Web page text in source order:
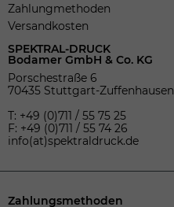
Zahlungmethoden
Versandkosten
SPEKTRAL-DRUCK
Bodamer GmbH & Co. KG
Porschestraße 6
70435 Stuttgart-Zuffenhausen
T: +49 (0)711 / 55 75 25
F: +49 (0)711 / 55 74 26
info(at)spektraldruck.de
Zahlungsmethoden